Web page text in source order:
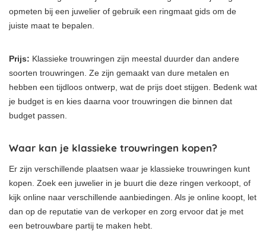
opmeten bij een juwelier of gebruik een ringmaat gids om de
juiste maat te bepalen.
Prijs: Klassieke trouwringen zijn meestal duurder dan andere
soorten trouwringen. Ze zijn gemaakt van dure metalen en
hebben een tijdloos ontwerp, wat de prijs doet stijgen. Bedenk wat
je budget is en kies daarna voor trouwringen die binnen dat
budget passen.
Waar kan je klassieke trouwringen kopen?
Er zijn verschillende plaatsen waar je klassieke trouwringen kunt
kopen. Zoek een juwelier in je buurt die deze ringen verkoopt, of
kijk online naar verschillende aanbiedingen. Als je online koopt, let
dan op de reputatie van de verkoper en zorg ervoor dat je met
een betrouwbare partij te maken hebt.